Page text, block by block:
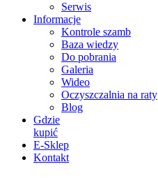
Serwis
Informacje
Kontrole szamb
Baza wiedzy
Do pobrania
Galeria
Wideo
Oczyszczalnia na raty
Blog
Gdzie
kupić
E-Sklep
Kontakt